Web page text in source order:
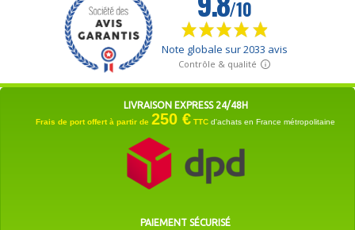
LIVRAISON EXPRESS 24/48H
Frais de port offert à partir de 250 € TTC d'achats en France métropolitaine
PAIEMENT SÉCURISÉ